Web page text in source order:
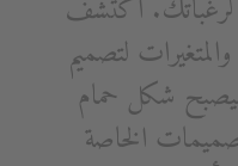
اكتشف
لتصميم
شكل حمام
الخاصة